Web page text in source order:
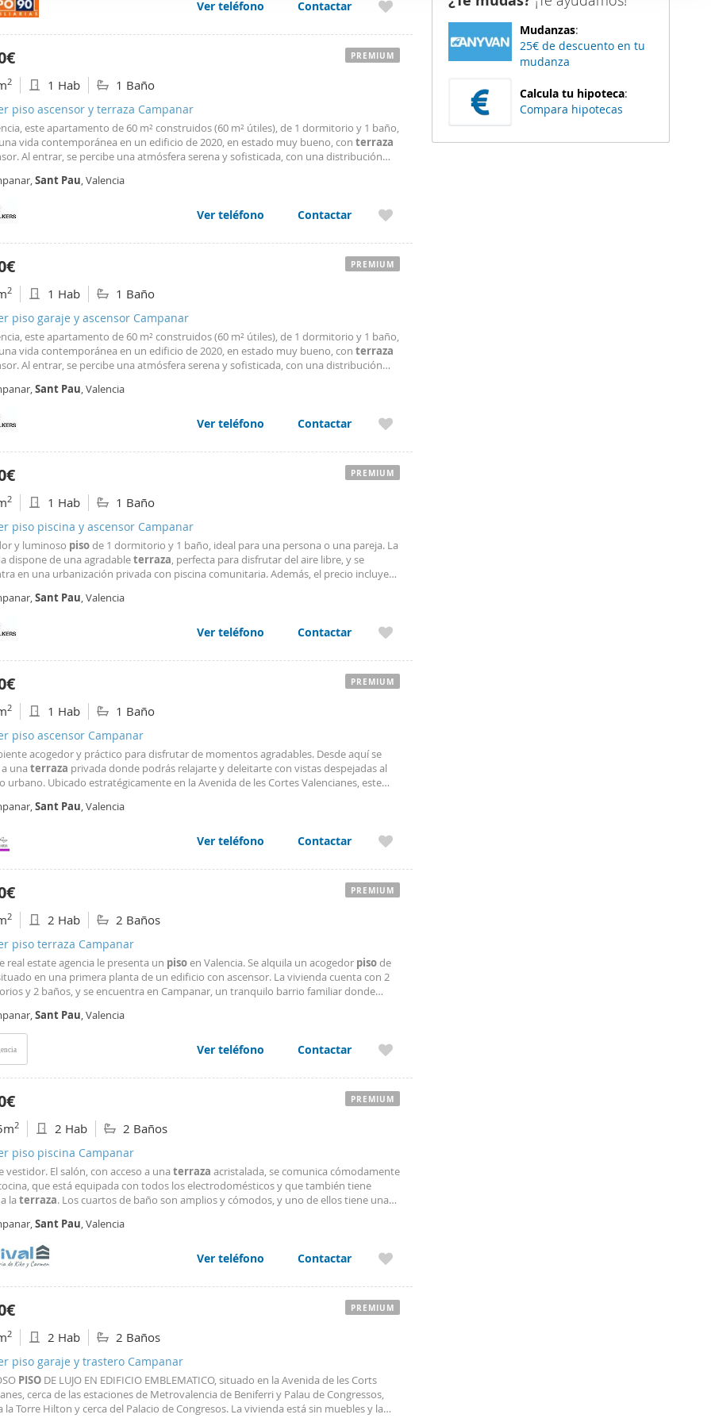
se usan para personalizar el contenido y los anuncios, ofrecer funciones
el tráfico. Además, compartimos información sobre el uso que haga del
de redes sociales, publicidad y análisis web, quienes pueden
que les haya proporcionado o que hayan recopilado a partir del uso
Ver teléfono Contactar
2 1 Hab 1 Baño
piso ascensor y terraza Campanar
este apartamento de 60 m² construidos (60 m² útiles), de 1 dormitorio y 1 baño,
vida contemporánea en un edificio de 2020, en estado muy bueno, con terraza
Al entrar, se percibe una atmósfera serena y sofisticada, con una distribución
de alto nivel. Destacan
Sant Pau, Valencia
Ver teléfono Contactar
PREMIUM
2 1 Hab 1 Baño
piso garaje y ascensor Campanar
este apartamento de 60 m² construidos (60 m² útiles), de 1 dormitorio y 1 baño,
vida contemporánea en un edificio de 2020, en estado muy bueno, con terraza
Al entrar, se percibe una atmósfera serena y sofisticada, con una distribución
de alto nivel. Destacan
Sant Pau, Valencia
Ver teléfono Contactar
PREMIUM
2 1 Hab 1 Baño
piso piscina y ascensor Campanar
y luminoso pisode 1 dormitorio y 1 baño, ideal para una persona o una pareja. La
dispone de una agradableterraza, perfecta para disfrutar del aire libre, y se
en una urbanización privada con piscina comunitaria. Además, el precio incluye
oportunidad para vivir
Sant Pau, Valencia
Ver teléfono Contactar
PREMIUM
2 1 Hab 1 Baño
piso ascensor Campanar
acogedor y práctico para disfrutar de momentos agradables. Desde aquí se
una terraza privada donde podrás relajarte y deleitarte con vistas despejadas al
urbano. Ubicado estratégicamente en la Avenida de les Cortes Valencianes, este
Vilanova, lo que garantiza no
Sant Pau, Valencia
Ver teléfono Contactar
PREMIUM
2 2 Hab 2 Baños
piso terraza Campanar
real estate agencia le presenta un pisoen Valencia. Se alquila un acogedor pisode
en una primera planta de un edificio con ascensor. La vivienda cuenta con 2
y 2 baños, y se encuentra en Campanar, un tranquilo barrio familiar donde
tranquilo y agradable para el día
Sant Pau, Valencia
Ver teléfono Contactar
PREMIUM
2 2 Hab 2 Baños
piso piscina Campanar
vestidor. El salón, con acceso a una terraza acristalada, se comunica cómodamente
que está equipada con todos los electrodomésticos y que también tiene
la terraza. Los cuartos de baño son amplios y cómodos, y uno de ellos tiene una
a estrenar y se va a colocar un colchón
Sant Pau, Valencia
Ver teléfono Contactar
PREMIUM
2 2 Hab 2 Baños
piso garaje y trastero Campanar
PISO DE LUJO EN EDIFICIO EMBLEMATICO, situado en la Avenida de les Corts
cerca de las estaciones de Metrovalencia de Beniferri y Palau de Congressos,
la Torre Hilton y cerca del Palacio de Congresos. La vivienda está sin muebles y la
PREMIUM
Mudanzas:
25€ de descuento en tu
mudanza
Calcula tu hipoteca:
Compara hipotecas